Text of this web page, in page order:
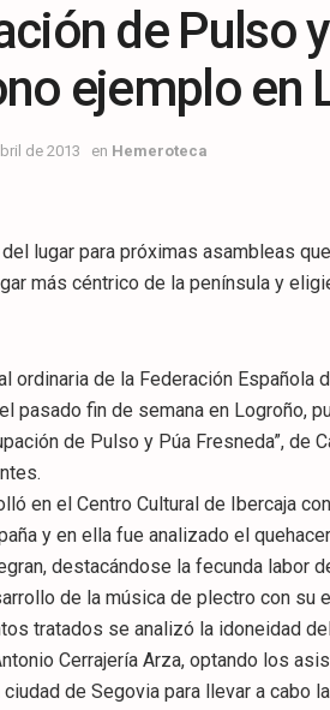
de Pulso
ejemplo en
de 2013 en Hemeroteca
lugar para próximas asambleas
más céntrico de la península y
ordinaria de la Federación Española
pasado fin de semana en Logroño,
de Pulso y Púa Fresneda”, de
en el Centro Cultural de Ibercaja
y en ella fue analizado el
destacándose la fecunda labor
de la música de plectro con su
tratados se analizó la idoneidad
Cerrajería Arza, optando los
de Segovia para llevar a cabo